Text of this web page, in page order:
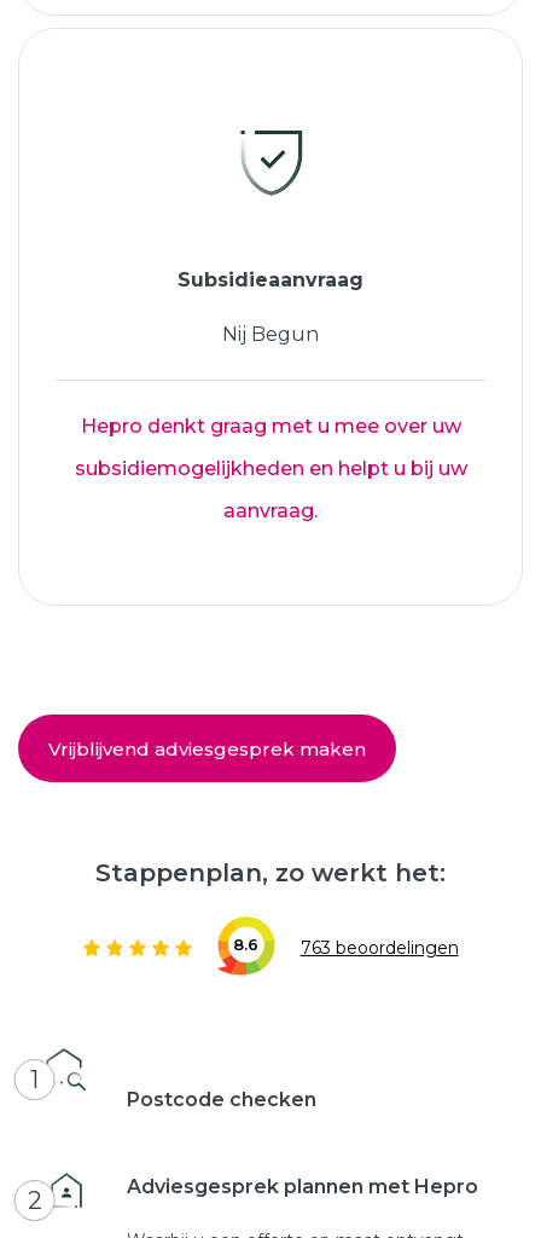
Subsidieaanvraag
Nij Begun
Hepro denkt graag met u mee over uw
subsidiemogelijkheden en helpt u bij uw
aanvraag.
Vrijblijvend adviesgesprek maken
Stappenplan, zo werkt het:
8.6 763 beoordelingen
1
Postcode checken
2 Adviesgesprek plannen met Hepro